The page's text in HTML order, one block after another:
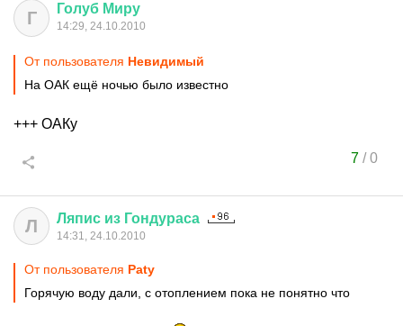
Г Голуб Миру
14:29, 24.10.2010
От пользователя Невидимый
На ОАК ещё ночью было известно
+++ ОАКу
7/0
Л Ляпис из Гондураса
14:31, 24.10.2010
От пользователя Paty
Горячую воду дали, с отоплением пока не понятно что